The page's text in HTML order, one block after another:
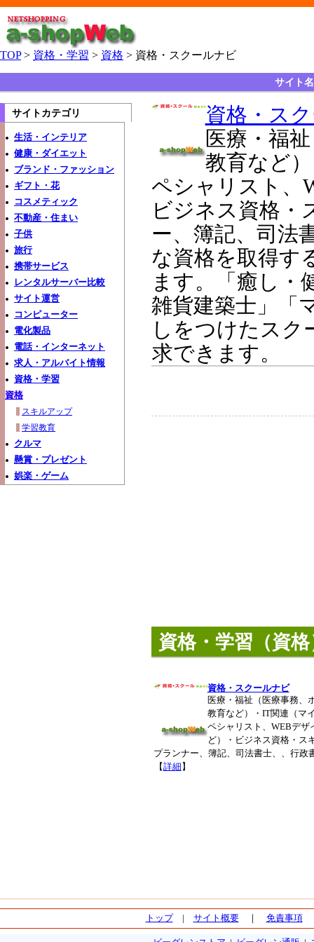
TOP> 資格・学習 > 資格 > 資格・スクールナビ
サイト
サイトカテゴリ
生活・インテリア
健康・ダイエット
ブランド・ファッション
ギフト・花
コスメティック
不動産・住まい
子供
旅行
携帯サービス
レンタルサーバー比較
サイト運営
コンピューター
電化製品
電話・インターネット
求人・アルバイト情報
資格・学習
資格
スキルアップ
学習教育
クルマ
懸賞・プレゼント
娯楽・ゲーム
資格・ス
医療・福
教育など
ペシャリスト、
ビジネス資格・
ー、簿記、司法
な資格を取得す
ます。「癒し・
雑貨建築士」「
しをつけたスク
求できます。
資格・学習（資
資格・スクールナビ
医療・福祉（医療事務、
教育など）・IT関連（マ
ペシャリスト、WEBデザ
ど）・ビジネス資格・ス
プランナー、簿記、司法書士、、行政
【詳細 】
トップ| サイト概要｜ 免責事項